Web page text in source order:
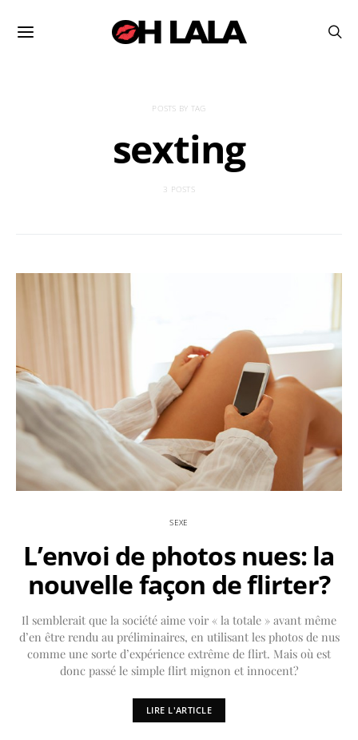
POSTS BY TAG
sexting
3 POSTS
SEXE
L’envoi de photos nues: la
nouvelle façon de flirter?
Il semblerait que la société aime voir « la totale » avant même
d’en être rendu au préliminaires, en utilisant les photos de nus
comme une sorte d’expérience extrême de flirt. Mais où est
donc passé le simple flirt mignon et innocent?
LIRE L'ARTICLE